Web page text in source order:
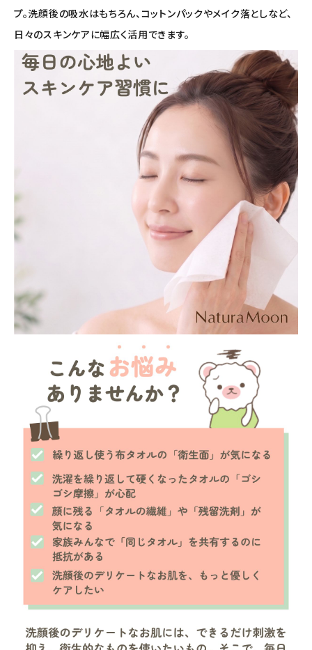
プ。洗顔後の吸水はもちろん、コットンパックやメイク落としなど、
日々のスキンケアに幅広く活用できます。